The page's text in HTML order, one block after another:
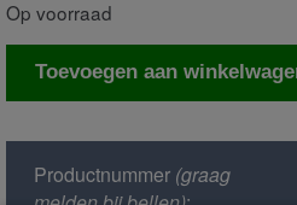
Op voorraad
Kachelweerstand
Toevoegen aan
Productnummer(graag